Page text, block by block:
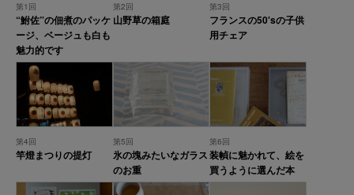
第1回
“鮒佐”の佃煮のパッケ
ージ、ベージュも白も
魅力的です
第2回
山野草の箱庭
第3回
フランスの50'sの子供
用チェア
第4回
竿燈まつりの提灯
第5回
氷の塊みたいなガラス
のお重
第6回
装幀に魅かれて、絵を
買うように選んだ本